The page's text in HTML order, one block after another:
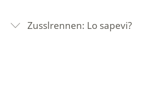
Zusslrennen: Lo sapevi?